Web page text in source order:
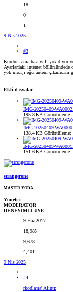
18
0
1
9 Nis 2025
#3
Kurdum ama hala wifi yok diyor
Ayarlardaki internet bölümündede
yok mesajı eğer anteni
Ekli dosyalar
IMG-20250409-
195.8 KB Görüntüleme:
IMG-20250409-
138.4 KB Görüntüleme:
IMG-20250409-
151.6 KB Görüntüleme:
strangerone
MASTER YODA
Yönetici
MODERATOR
DENEYİMLİ ÜYE
9 Haz 2017
18,985
9,678
4,401
9 Nis 2025
#4
rkodlama' Alıntı: